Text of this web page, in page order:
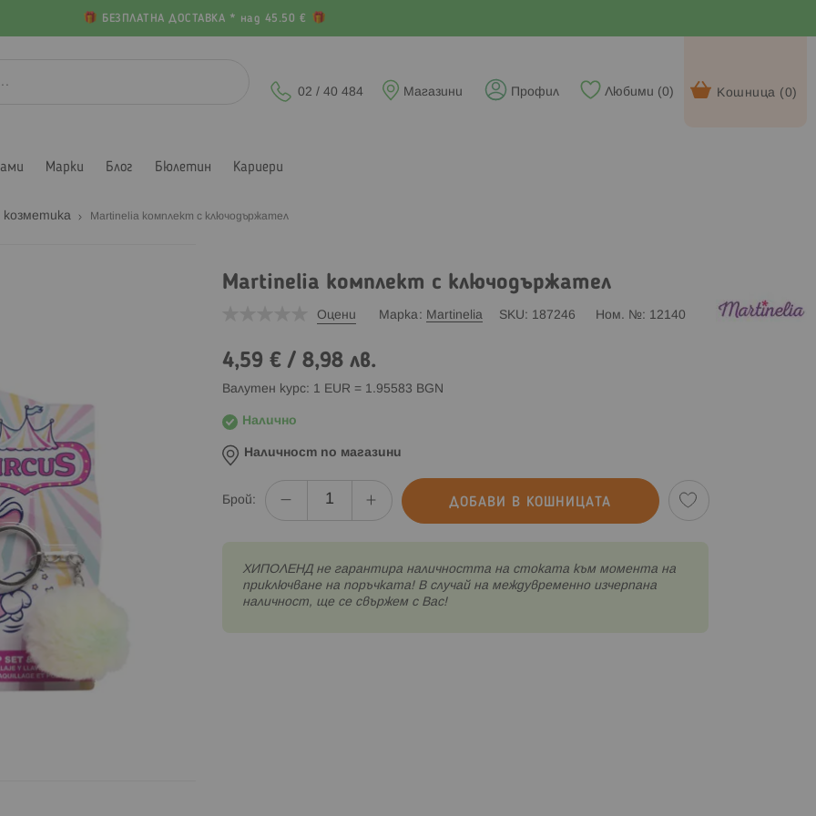
БЕЗПЛАТНА ДОСТАВКА * над 45.50 €
Кошница (0)
Любими (0)
Профил
Магазини
02 / 40 484
Марки Блог Бюлетин Кариери
Martinelia комплект с ключодържател
Martinelia комплект с ключодържател
Оцени Марка Martinelia SKU 187246 Ном. № 12140
4,59 €/ 8,98 лв.
Валутен курс: 1 EUR = 1.95583 BGN
Налично
Наличност по магазини
Брой: ДОБАВИ В КОШНИЦАТА
XИПОЛЕНД не гарантира наличността на стоката към момента на
приключване на поръчката! В случай на междувременно изчерпана
наличност, ще се свържем с Вас!